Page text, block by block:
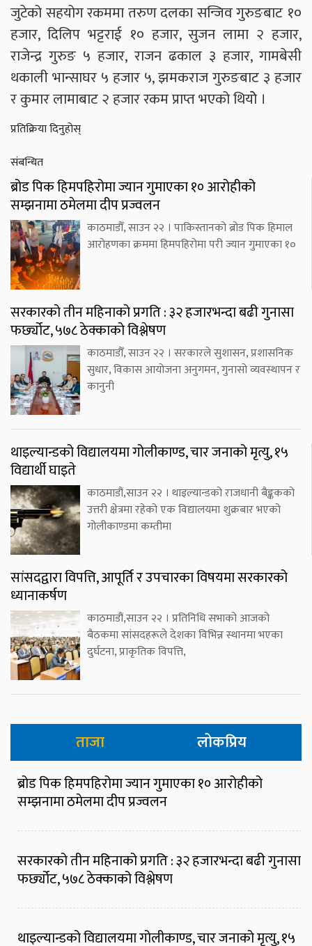
जुटेको सहयोग रकममा तरुण दलका सन्जिव गुरुङबाट १०
हजार, दिलिप भट्टराई १० हजार, सुजन लामा २ हजार,
राजेन्द्र गुरुङ ५ हजार, राजन ढकाल ३ हजार, गामबेसी
थकाली भान्साघर ५ हजार ५, झमकराज गुरुङबाट ३ हजार
र कुमार लामाबाट २ हजार रकम प्राप्त भएको थियोे ।
प्रतिक्रिया दिनुहोस्
संबन्धित
ब्रोड पिक हिमपहिरोमा ज्यान गुमाएका १० आरोहीको
सम्झनामा ठमेलमा दीप प्रज्वलन
काठमाडौँ, साउन २२ । पाकिस्तानको ब्रोड पिक हिमाल
आरोहणका क्रममा हिमपहिरोमा परी ज्यान गुमाएका १०
सरकारको तीन महिनाको प्रगति : ३२ हजारभन्दा बढी गुनासा
फर्छ्योट, ५७८ ठेक्काको विश्लेषण
काठमाडौँ, साउन २२ । सरकारले सुशासन, प्रशासनिक
सुधार, विकास आयोजना अनुगमन, गुनासो व्यवस्थापन र
कानुनी
थाइल्यान्डको विद्यालयमा गोलीकाण्ड, चार जनाको मृत्यु, १५
विद्यार्थी घाइते
काठमाडौं,साउन २२ । थाइल्यान्डको राजधानी बैङ्ककको
उत्तरी क्षेत्रमा रहेको एक विद्यालयमा शुक्रबार भएको
गोलीकाण्डमा कम्तीमा
सांसदद्वारा विपत्ति, आपूर्ति र उपचारका विषयमा सरकारको
ध्यानाकर्षण
काठमाडौं,साउन २२ । प्रतिनिधि सभाको आजको
बैठकमा सांसदहरूले देशका विभिन्न स्थानमा भएका
दुर्घटना, प्राकृतिक विपत्ति,
ताजा लोकप्रिय
ब्रोड पिक हिमपहिरोमा ज्यान गुमाएका १० आरोहीको
सम्झनामा ठमेलमा दीप प्रज्वलन
सरकारको तीन महिनाको प्रगति : ३२ हजारभन्दा बढी गुनासा
फर्छ्योट, ५७८ ठेक्काको विश्लेषण
थाइल्यान्डको विद्यालयमा गोलीकाण्ड, चार जनाको मृत्यु, १५